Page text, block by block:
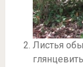
Листья